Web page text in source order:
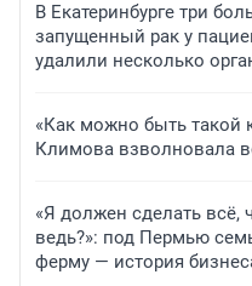
В Екатеринбурге три
запущенный рак у
удалили несколько
«Как можно быть такой
Климова взволновала
«Я должен сделать
ведь?»: под Пермью
ферму — история